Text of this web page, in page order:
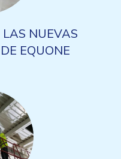
LAS NUEVAS
EQUONE